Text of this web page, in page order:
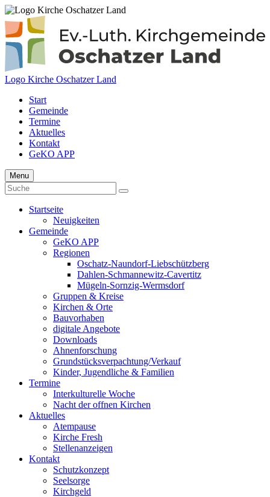
Logo Kirche Oschatzer Land
Start
Gemeinde
Termine
Aktuelles
Kontakt
GeKO APP
Menu
Startseite
Neuigkeiten
Gemeinde
GeKO APP
Regionen
Oschatz-Naundorf-Liebschützberg
Dahlen-Schmannewitz-Cavertitz
Mügeln-Sornzig-Wermsdorf
Gruppen & Kreise
Kirchen & Orte
Bauvorhaben
digitale Angebote
Downloads
Ahnenforschung
Grundstücks­verpachtung/Verkauf
Kinder, Jugendliche & Familien
Termine
Interkulturelle Woche
Nacht der offnen Kirchen
Aktuelles
Atempause
Kirche Fresh
Stellenanzeigen
Kontakt
Schutzkonzept
Seelsorge
Kirchgeld